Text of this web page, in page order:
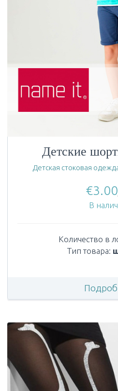
Детские
Детская стоковая
€3.00
В
Количество в
Тип товара: